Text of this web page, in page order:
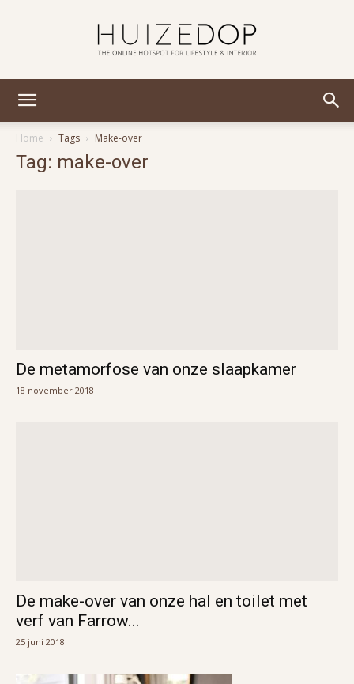
Home
Tags Make-over
Tag: make-over
De metamorfose van onze slaapkamer
18 november 2018
De make-over van onze hal en toilet met
verf van Farrow...
25 juni 2018